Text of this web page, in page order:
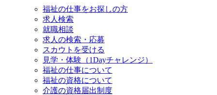
福祉の仕事をお探しの方
求人検索
就職相談
求人の検索・応募
スカウトを受ける
見学・体験（1Dayチャレンジ）
福祉の仕事について
福祉の資格について
介護の資格届出制度